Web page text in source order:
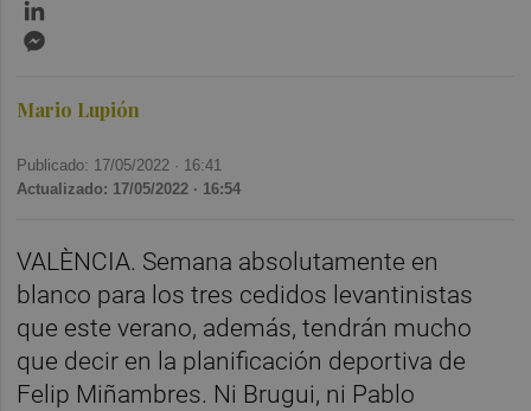
Mario Lupión
Publicado: 17/05/2022 · 16:41
Actualizado: 17/05/2022 · 16:54
VALÈNCIA. Semana absolutamente en
blanco para los tres cedidos levantinistas
que este verano, además, tendrán mucho
que decir en la planificación deportiva de
Felip Miñambres. Ni Brugui, ni Pablo